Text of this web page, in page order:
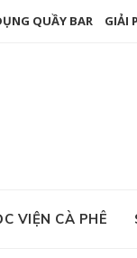
QUẦY BAR GIẢI
VIỆN CÀ PHÊ